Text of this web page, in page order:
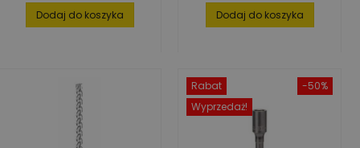
Dodaj do koszyka Dodaj do koszyka
-50%
Rabat
Wyprzedaż!